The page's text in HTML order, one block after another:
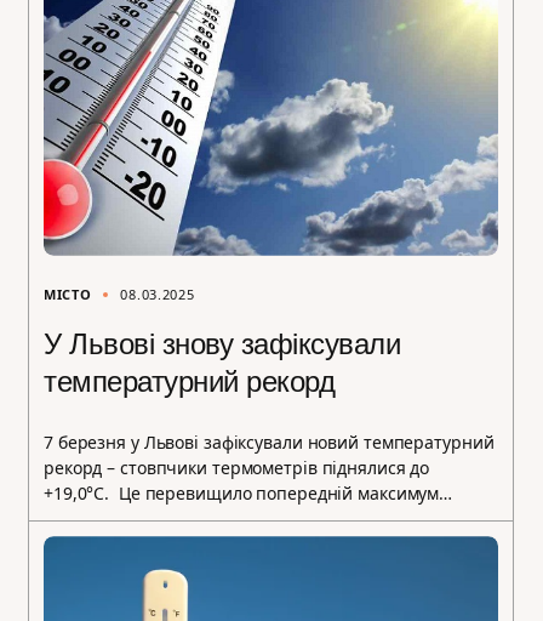
МІСТО 08.03.2025
У Львові знову зафіксували
температурний рекорд
7 березня у Львові зафіксували новий температурний
рекорд – стовпчики термометрів піднялися до
+19,0°C. Це перевищило попередній максимум…